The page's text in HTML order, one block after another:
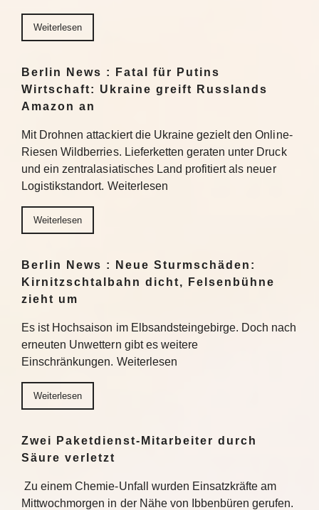
Weiterlesen
Berlin News : Fatal für Putins
Wirtschaft: Ukraine greift Russlands
Amazon an
Mit Drohnen attackiert die Ukraine gezielt den Online-
Riesen Wildberries. Lieferketten geraten unter Druck
und ein zentralasiatisches Land profitiert als neuer
Logistikstandort. Weiterlesen
Weiterlesen
Berlin News : Neue Sturmschäden:
Kirnitzschtalbahn dicht, Felsenbühne
zieht um
Es ist Hochsaison im Elbsandsteingebirge. Doch nach
erneuten Unwettern gibt es weitere
Einschränkungen. Weiterlesen
Weiterlesen
Zwei Paketdienst-Mitarbeiter durch
Säure verletzt
Zu einem Chemie-Unfall wurden Einsatzkräfte am
Mittwochmorgen in der Nähe von Ibbenbüren gerufen.